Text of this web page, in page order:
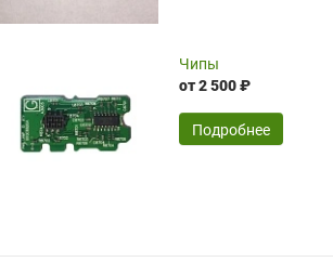
16.04.2026
Чипы
от 2 500 ₽
Подробнее